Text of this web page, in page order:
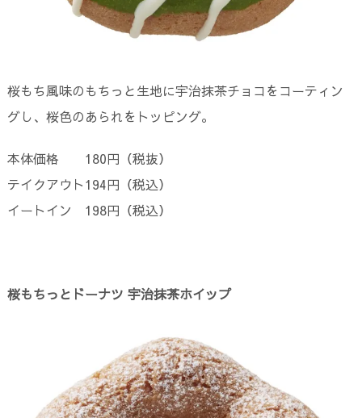
桜もち風味のもちっと生地に宇治抹茶チョコをコーティン
グし、桜色のあられをトッピング。
本体価格 180円（税抜）
テイクアウト194円（税込）
イートイン 198円（税込）
桜もちっとドーナツ 宇治抹茶ホイップ